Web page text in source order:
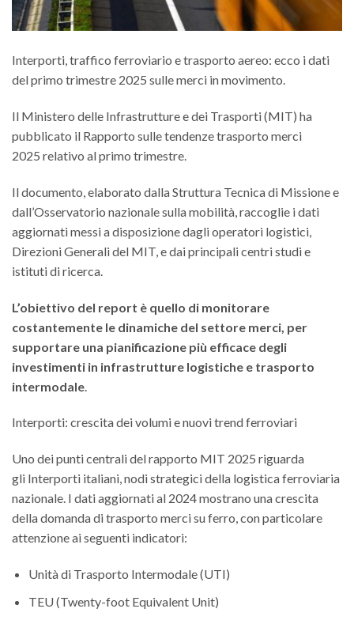
Interporti, traffico ferroviario e trasporto aereo: ecco i dati
del primo trimestre 2025 sulle merci in movimento.
Il Ministero delle Infrastrutture e dei Trasporti (MIT) ha
pubblicato il Rapporto sulle tendenze trasporto merci
2025 relativo al primo trimestre.
Il documento, elaborato dalla Struttura Tecnica di Missione e
dall’Osservatorio nazionale sulla mobilità, raccoglie i dati
aggiornati messi a disposizione dagli operatori logistici,
Direzioni Generali del MIT, e dai principali centri studi e
istituti di ricerca.
L’obiettivo del report è quello di monitorare
costantemente le dinamiche del settore merci, per
supportare una pianificazione più efficace degli
investimenti in infrastrutture logistiche e trasporto
intermodale
Interporti: crescita dei volumi e nuovi trend ferroviari
Uno dei punti centrali del rapporto MIT 2025 riguarda
gli Interporti italiani, nodi strategici della logistica ferroviaria
nazionale. I dati aggiornati al 2024 mostrano una crescita
della domanda di trasporto merci su ferro, con particolare
attenzione ai seguenti indicatori:
Unità di Trasporto Intermodale (UTI)
TEU (Twenty-foot Equivalent Unit)